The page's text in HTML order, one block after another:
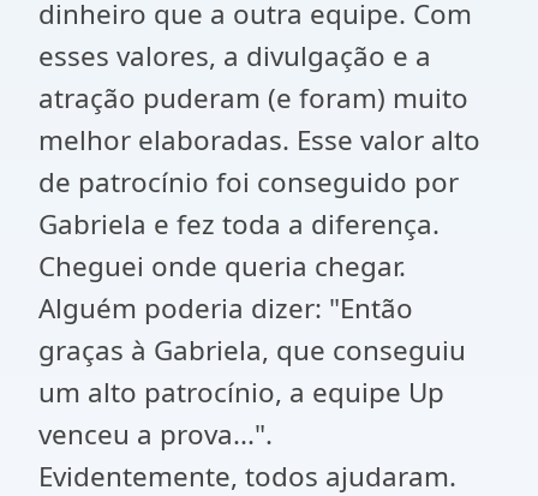
dinheiro que a outra equipe. Com
esses valores, a divulgação e a
atração puderam (e foram) muito
melhor elaboradas. Esse valor alto
de patrocínio foi conseguido por
Gabriela e fez toda a diferença.
Cheguei onde queria chegar.
Alguém poderia dizer: "Então
graças à Gabriela, que conseguiu
um alto patrocínio, a equipe Up
venceu a prova...".
Evidentemente, todos ajudaram.